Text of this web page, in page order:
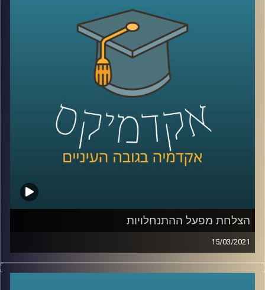
במסגרת התואר השני בבית הספר לפסיכולוגיה על שם איבצ'ר
באוניברסיטת רייכמן, מייסד קבוצת גבים, ושותף בקבוצת גומא
גבים, חוקר גישור ושיתופיות ומו"מ, ומרצה על מו"מ
באוניברסיטת ת"א, הגיע לספר לנו על שיתופיות במסגרת הספר
החדש שלו, בו הוא מציג תפיסה ניהולית חדשנית שעשויה
לחולל את השינוי בתחום השיתופיות. בשיחה אודות הספר,
, גפן מגלה לנו כיצד ניתן להבין, לנתח, ליצור,
לשפר ולנהל סוגים שונים של שיתופי פעולה. ספר זה, המלווה
בין השאר בדוגמאות מעולמות ההייטק, הקמעונות, מערכת
הביטחון והממשלה, מגדיר את הארכיטקטורה השיתופית. זהו
ניסיון ליצור שפה משותפת, שיטתיות ומובנוּת בסוגיה מורכבת
ומשמעותית לחיינו.
קרדיט תמונות:AudioVersity
הצלחת מפעל ההתנחלויות
15/03/2021
מפעל ההתנחלויות. צמד המילים הזה מעורר בכל אחד ואחת
מאיתנו מטען של רגשות שונים ומשונים, אך יצא לכם לחשוב-